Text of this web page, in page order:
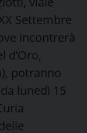
Settembre
incontrerà
d’Oro,
potranno
lunedì 15